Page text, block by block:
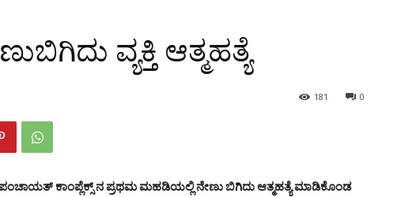
ವ್ಯಕ್ತಿ ಆತ್ಮಹತ್ಯೆ
0
181
ಕಾಂಪ್ಲೆಕ್ಸ್ ನ ಪ್ರಥಮ ಮಹಡಿಯಲ್ಲಿ ನೇಣು ಬಿಗಿದು ಆತ್ಮಹತ್ಯೆ ಮಾಡಿಕೊಂಡ